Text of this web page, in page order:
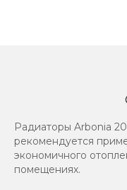
Радиаторы Arbonia
рекомендуется
экономичного
помещениях.